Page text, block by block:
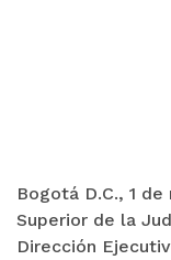
Bogotá D.C., 1
Superior de la
Dirección